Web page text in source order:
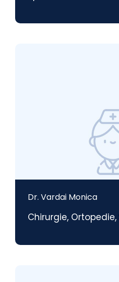
Dr. Vardai Monica
Chirurgie, Ortopedie,